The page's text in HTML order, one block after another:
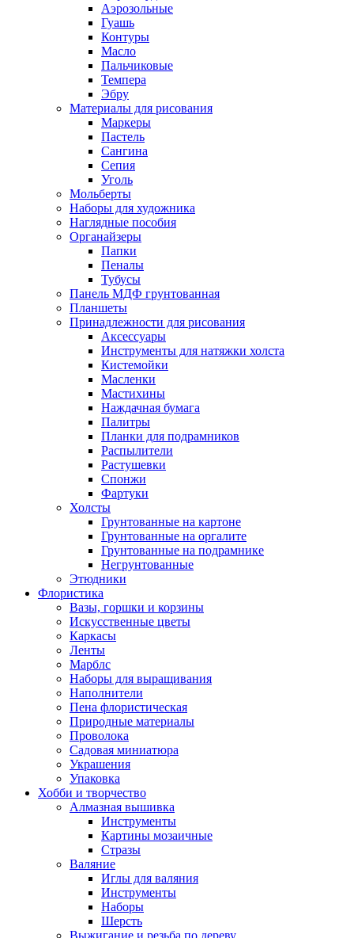
Аэрозольные
Гуашь
Контуры
Масло
Пальчиковые
Темпера
Эбру
Материалы для рисования
Маркеры
Пастель
Сангина
Сепия
Уголь
Мольберты
Наборы для художника
Наглядные пособия
Органайзеры
Папки
Пеналы
Тубусы
Панель МДФ грунтованная
Планшеты
Принадлежности для рисования
Аксессуары
Инструменты для натяжки холста
Кистемойки
Масленки
Мастихины
Наждачная бумага
Палитры
Планки для подрамников
Распылители
Растушевки
Спонжи
Фартуки
Холсты
Грунтованные на картоне
Грунтованные на оргалите
Грунтованные на подрамнике
Негрунтованные
Этюдники
Флористика
Вазы, горшки и корзины
Искусственные цветы
Каркасы
Ленты
Марблс
Наборы для выращивания
Наполнители
Пена флористическая
Природные материалы
Проволока
Садовая миниатюра
Украшения
Упаковка
Хобби и творчество
Алмазная вышивка
Инструменты
Картины мозаичные
Стразы
Валяние
Иглы для валяния
Инструменты
Наборы
Шерсть
Выжигание и резьба по дереву